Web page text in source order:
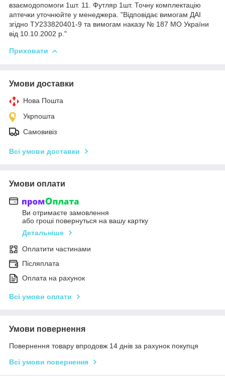
взаємодопомоги 1шт. 11. Футляр 1шт. Точну комплектацію
аптечки уточнюйте у менеджера. "Відповідає вимогам ДАІ
згідно ТУ233820401-9 та вимогам наказу № 187 МО України
від 10.10.2002 р."
Приховати
Умови доставки
Нова Пошта
Укрпошта
Самовивіз
Всі умови доставки
Умови оплати
Ви отримаєте замовлення
або гроші повернуться на вашу картку
Детальніше
Оплатити частинами
Післяплата
Оплата на рахунок
Всі умови оплати
Умови повернення
Повернення товару впродовж 14 днів за рахунок покупця
Всі умови повернення